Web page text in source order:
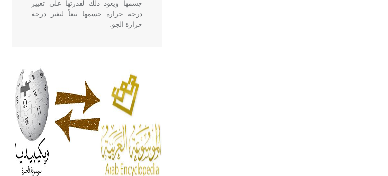
جسمها ويعود ذلك لقدرتها على تغيير
درجة حرارة جسمها تبعاً لتغير درجة
حرارة الجو،
أربعة مؤلفات هي: الحكم، الأدلة، تنظيم
التغذية، ورسالته في جروح الرأس.
ويعود له الفضل بأنه حرر الطب من
الدين والفلسفة.
- هل تعلم أن المرجان إفراز حيواني
يتكون في البحر ويتركب من مادة
كربونات الكلسيوم، وهو أحمر أو شديد
الحمرة وهو أجود أنواعه، ويمتاز بكبر
الحجم ويسمى الش